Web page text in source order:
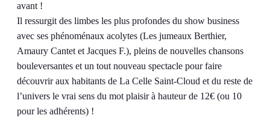
avant !
Il ressurgit des limbes les plus profondes du show business
avec ses phénoménaux acolytes (Les jumeaux Berthier,
Amaury Cantet et Jacques F.), pleins de nouvelles chansons
bouleversantes et un tout nouveau spectacle pour faire
découvrir aux habitants de La Celle Saint-Cloud et du reste de
l’univers le vrai sens du mot plaisir à hauteur de 12€ (ou 10
pour les adhérents) !